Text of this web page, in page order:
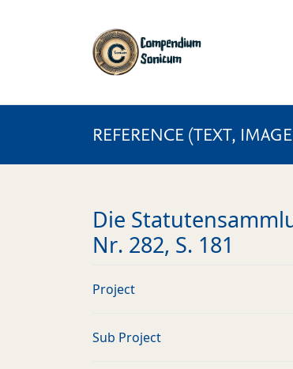
REFERENCE (TEXT,
Die
Nr. 282, S. 181
Project
Sub Project